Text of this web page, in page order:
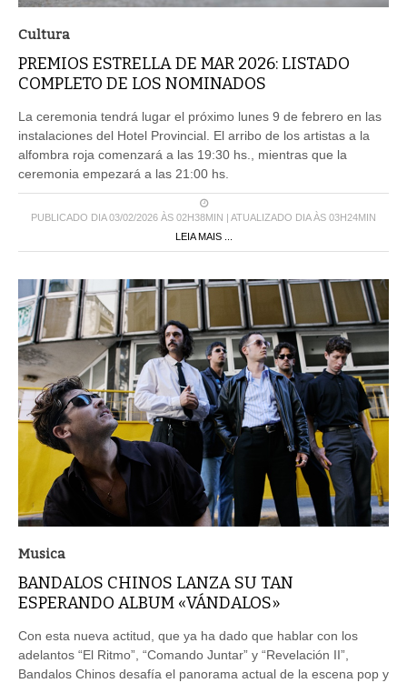
Cultura
PREMIOS ESTRELLA DE MAR 2026: LISTADO
COMPLETO DE LOS NOMINADOS
La ceremonia tendrá lugar el próximo lunes 9 de febrero en las
instalaciones del Hotel Provincial. El arribo de los artistas a la
alfombra roja comenzará a las 19:30 hs., mientras que la
ceremonia empezará a las 21:00 hs.
PUBLICADO DIA 03/02/2026 ÀS 02H38MIN | ATUALIZADO DIA ÀS 03H24MIN
LEIA MAIS ...
Musica
BANDALOS CHINOS LANZA SU TAN
ESPERANDO ALBUM «VÁNDALOS»
Con esta nueva actitud, que ya ha dado que hablar con los
adelantos “El Ritmo”, “Comando Juntar” y “Revelación II”,
Bandalos Chinos desafía el panorama actual de la escena pop y